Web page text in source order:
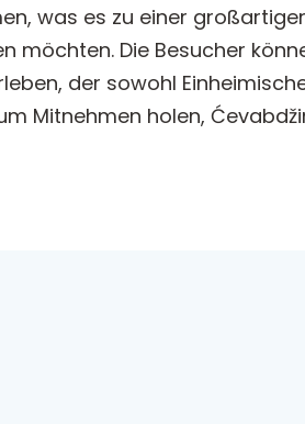
was es zu einer
möchten. Die Besucher
der sowohl
Mitnehmen holen,